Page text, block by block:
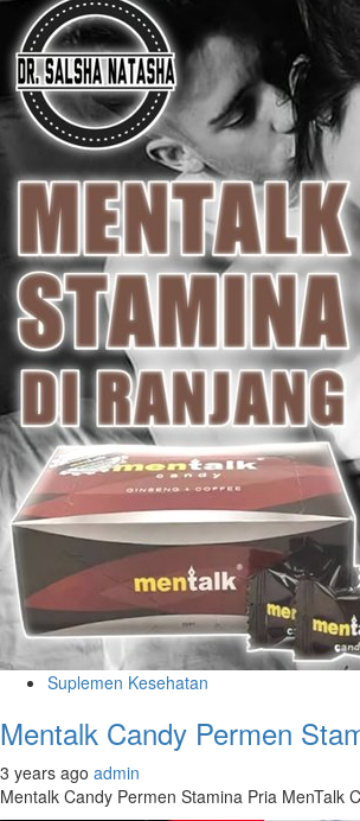
Suplemen Kesehatan
Mentalk Candy Permen
3 years ago admin
Mentalk Candy Permen Stamina Pria MenTalk